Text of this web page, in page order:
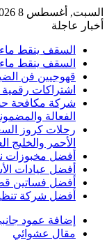
السبت, أغسطس 8 2026
أخبار عاجلة
السقف ينقط
السقف ينقط
قهوجيين فن
اشتراكات
شركة مكافحة
الفعالة
رحلات كروز
الأحمر والخليج
أفضل مخبوزات
أفضل عيادات
أفضل فساتين
أفضل شركة
إضافة عمود
مقال عشوائي